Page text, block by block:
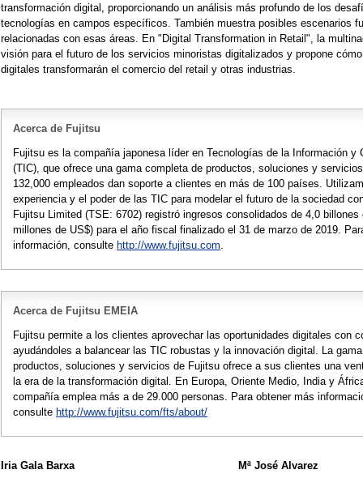
transformación digital, proporcionando un análisis más profundo de los
tecnologías en campos específicos. También muestra posibles escenarios
relacionadas con esas áreas. En "Digital Transformation in Retail", la
visión para el futuro de los servicios minoristas digitalizados y propone
digitales transformarán el comercio del retail y otras industrias.
Acerca de Fujitsu
Fujitsu es la compañía japonesa líder en Tecnologías de la Información y
(TIC), que ofrece una gama completa de productos, soluciones y
132,000 empleados dan soporte a clientes en más de 100 países.
experiencia y el poder de las TIC para modelar el futuro de la sociedad
Fujitsu Limited (TSE: 6702) registró ingresos consolidados de 4,0 billones
millones de US$) para el año fiscal finalizado el 31 de marzo de 2019.
información, consulte http://www.fujitsu.com.
Acerca de Fujitsu EMEIA
Fujitsu permite a los clientes aprovechar las oportunidades digitales con
ayudándoles a balancear las TIC robustas y la innovación digital. La
productos, soluciones y servicios de Fujitsu ofrece a sus clientes una
la era de la transformación digital. En Europa, Oriente Medio, India y
compañía emplea más a de 29.000 personas. Para obtener más
consulte http://www.fujitsu.com/fts/about/
Iria Gala Barxa Mª José Alvarez